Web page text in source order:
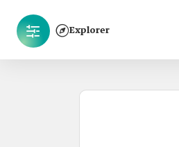
Explorer